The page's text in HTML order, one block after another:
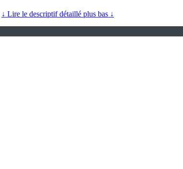
↓ Lire le descriptif détaillé plus bas ↓